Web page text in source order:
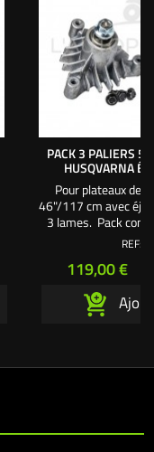
PACK 3 PALIERS
HUSQVARNA
Pour plateaux de
46"/117 cm avec
3 lames. Pack
étoiles en
Vis et rondelles
REF:
Prix
119,00 €